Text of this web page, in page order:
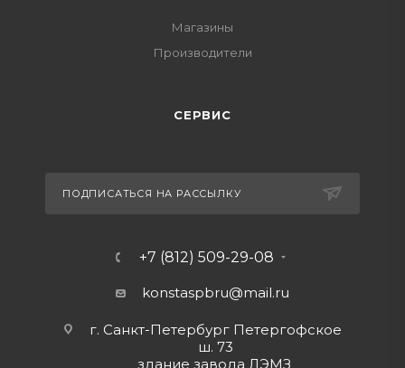
Магазины
Производители
СЕРВИС
ПОДПИСАТЬСЯ НА РАССЫЛКУ
+7 (812) 509-29-08
konstaspbru@mail.ru
г. Санкт-Петербург Петергофское
ш. 73
здание завода ЛЭМЗ